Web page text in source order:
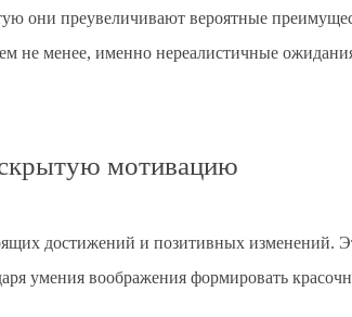
они преувеличивают вероятные
не менее, именно нереалистичные
скрытую мотивацию
достижений и позитивных изменений.
умения воображения формировать